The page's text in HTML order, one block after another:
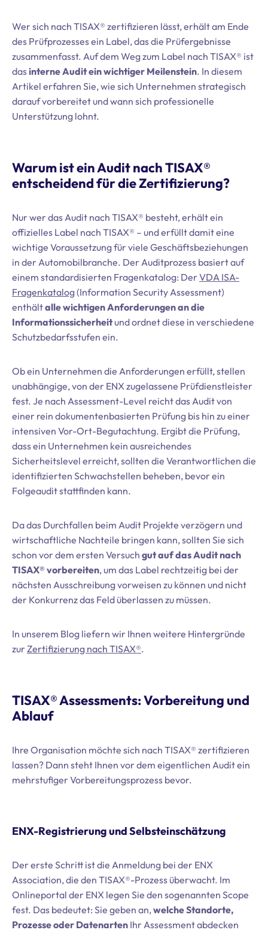
Wer sich nach TISAX® zertifizieren lässt, erhält am Ende
des Prüfprozesses ein Label, das die Prüfergebnisse
zusammenfasst. Auf dem Weg zum Label nach TISAX® ist
dasinterne Audit ein wichtiger Meilenstein. In diesem
Artikel erfahren Sie, wie sich Unternehmen strategisch
darauf vorbereitet und wann sich professionelle
Unterstützung lohnt.
Warum ist ein Audit nach TISAX®
entscheidend für die Zertifizierung?
Nur wer das Audit nach TISAX® besteht, erhält ein
offizielles Label nach TISAX® – und erfüllt damit eine
wichtige Voraussetzung für viele Geschäftsbeziehungen
in der Automobilbranche. Der Auditprozess basiert auf
einem standardisierten Fragenkatalog: DerVDA ISA-
Fragenkatalog(Information Security Assessment)
enthältalle wichtigen Anforderungen an die
Informationssicherheitund ordnet diese in verschiedene
Schutzbedarfsstufen ein.
Ob ein Unternehmen die Anforderungen erfüllt, stellen
unabhängige, von der ENX zugelassene Prüfdienstleister
fest. Je nach Assessment-Level reicht das Audit von
einer rein dokumentenbasierten Prüfung bis hin zu einer
intensiven Vor-Ort-Begutachtung. Ergibt die Prüfung,
dass ein Unternehmen kein ausreichendes
Sicherheitslevel erreicht, sollten die Verantwortlichen die
identifizierten Schwachstellen beheben, bevor ein
Folgeaudit stattfinden kann.
Da das Durchfallen beim Audit Projekte verzögern und
wirtschaftliche Nachteile bringen kann, sollten Sie sich
schon vor dem ersten Versuch gut auf das Audit nach
TISAX® vorbereiten, um das Label rechtzeitig bei der
nächsten Ausschreibung vorweisen zu können und nicht
der Konkurrenz das Feld überlassen zu müssen.
In unserem Blog liefern wir Ihnen weitere Hintergründe
zurZertifizierung nach TISAX®.
TISAX® Assessments: Vorbereitung und
Ablauf
Ihre Organisation möchte sich nach TISAX® zertifizieren
lassen? Dann steht Ihnen vor dem eigentlichen Audit ein
mehrstufiger Vorbereitungsprozess bevor.
ENX-Registrierung und Selbsteinschätzung
Der erste Schritt ist die Anmeldung bei der ENX
Association, die den TISAX®-Prozess überwacht. Im
Onlineportal der ENX legen Sie den sogenannten Scope
fest. Das bedeutet: Sie geben an,welche Standorte,
Prozesse oder Datenarten Ihr Assessment abdecken